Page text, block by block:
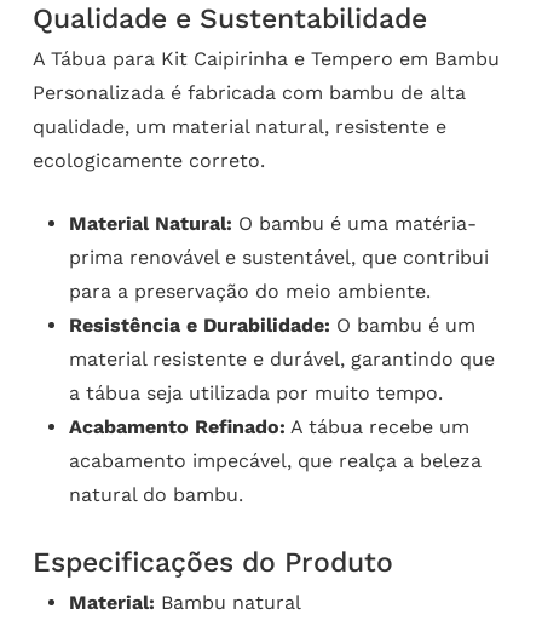
Qualidade e Sustentabilidade
A Tábua para Kit Caipirinha e Tempero em Bambu
Personalizada é fabricada com bambu de alta
qualidade, um material natural, resistente e
ecologicamente correto.
Material Natural: O bambu é uma matéria-
prima renovável e sustentável, que contribui
para a preservação do meio ambiente.
Resistência e Durabilidade: O bambu é um
material resistente e durável, garantindo que
a tábua seja utilizada por muito tempo.
Acabamento Refinado: A tábua recebe um
acabamento impecável, que realça a beleza
natural do bambu.
Especificações do Produto
Material: Bambu natural